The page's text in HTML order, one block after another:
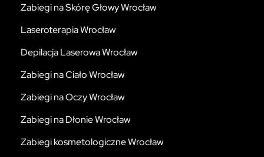
Zabiegi na Skórę Głowy Wrocław
Laseroterapia Wrocław
Depilacja Laserowa Wrocław
Zabiegi na Ciało Wrocław
Zabiegi na Oczy Wrocław
Zabiegi na Dłonie Wrocław
Zabiegi kosmetologiczne Wrocław